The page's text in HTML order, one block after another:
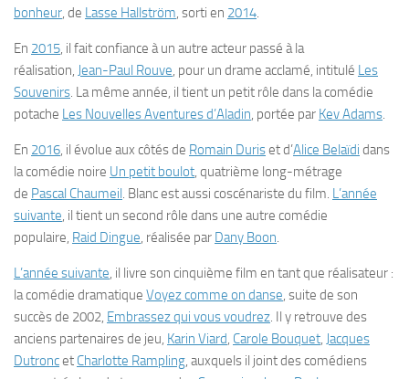
bonheur, de Lasse Hallström, sorti en 2014.
En 2015, il fait confiance à un autre acteur passé à la
réalisation, Jean-Paul Rouve, pour un drame acclamé, intitulé Les
Souvenirs. La même année, il tient un petit rôle dans la comédie
potache Les Nouvelles Aventures d’Aladin, portée par Kev Adams.
En 2016, il évolue aux côtés de Romain Duriset d’Alice Belaïdi dans
la comédie noire Un petit boulot, quatrième long-métrage
de Pascal Chaumeil. Blanc est aussi coscénariste du film. L’année
suivante, il tient un second rôle dans une autre comédie
populaire, Raid Dingue, réalisée par Dany Boon.
L’année suivante, il livre son cinquième film en tant que réalisateur :
la comédie dramatique Voyez comme on danse, suite de son
succès de 2002, Embrassez qui vous voudrez. Il y retrouve des
anciens partenaires de jeu, Karin Viard, Carole Bouquet, Jacques
Dutroncet Charlotte Rampling, auxquels il joint des comédiens